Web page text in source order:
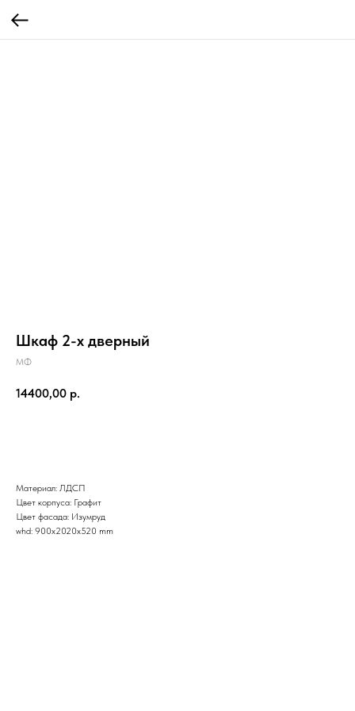
Шкаф 2-х дверный
МФ
14400,00 р.
Материал: ЛДСП
Цвет корпуса: Графит
Цвет фасада: Изумруд
whd: 900x2020x520 mm